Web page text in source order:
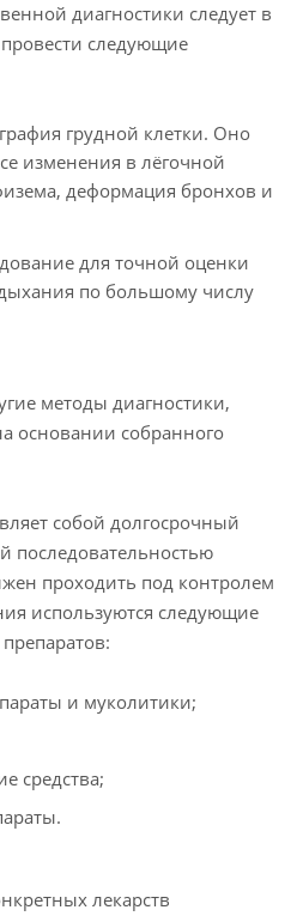
диагностики следует в
следующие
грудной клетки. Оно
изменения в лёгочной
деформация бронхов и
для точной оценки
по большому числу
методы диагностики,
основании собранного
собой долгосрочный
последовательностью
проходить под контролем
используются следующие
и муколитики;
средства;
лекарств